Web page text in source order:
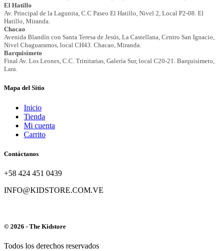
Mapa del Sitio
Inicio
Tienda
Mi cuenta
Carrito
Contáctanos
+58 424 451 0439
INFO@KIDSTORE.COM.VE
© 2026 - The Kidstore
Todos los derechos reservados